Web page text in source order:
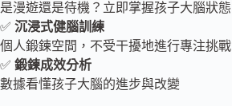
是漫遊還是待機？立即掌握孩子大腦狀態
✅ 沉浸式健腦訓練
個人鍛鍊空間，不受干擾地進行專注挑戰
✅ 鍛鍊成效分析
數據看懂孩子大腦的進步與改變